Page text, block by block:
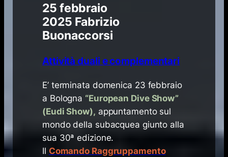
25 febbraio
2025 Fabrizio
Buonaccorsi
Attività duali e complementari
​E’ terminata domenica 23 febbraio
a Bologna “European Dive Show”
(Eudi Show), appuntamento sul
mondo della subacquea giunto alla
sua 30ª edizione.
Il Comando Raggruppamento